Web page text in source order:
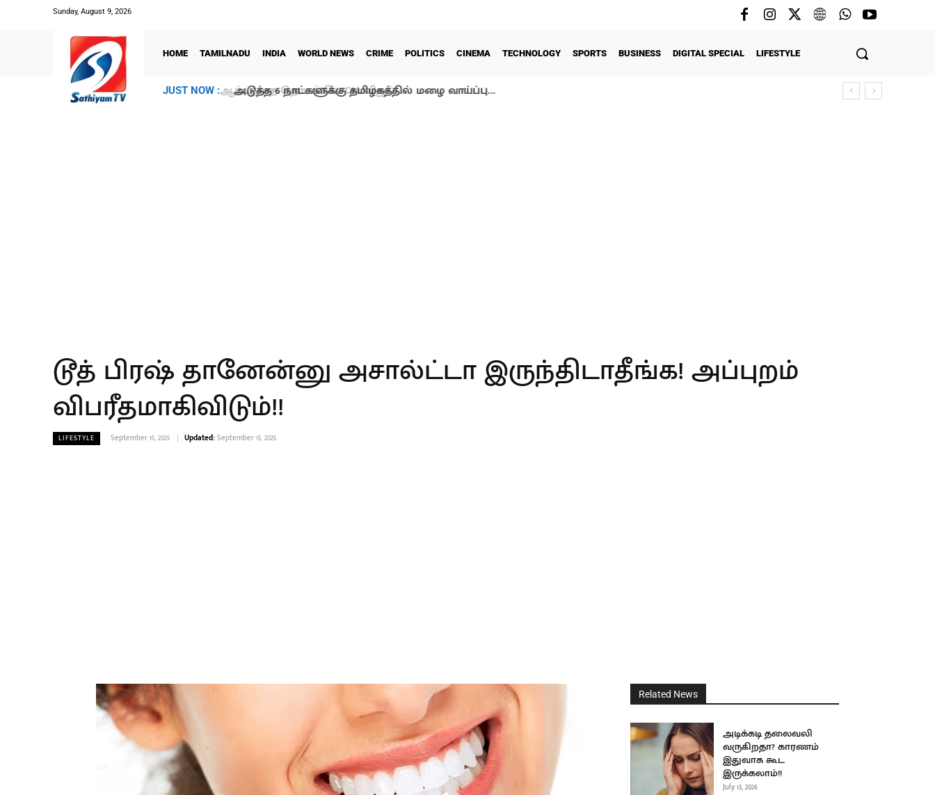
Sunday, August 9, 2026
HOME TAMILNADU INDIA WORLD NEWS CRIME POLITICS CINEMA TECHNOLOGY SPORTS BUSINESS DIGITAL SPECIAL LIFESTYLE
JUST NOW : அடுத்த 6 நாட்களுக்கு தமிழகத்தில் மழை வாய்ப்பு…
டூத் பிரஷ் தானேன்னு அசால்ட்டா இருந்திடாதீங்க! அப்புறம்
விபரீதமாகிவிடும்!!
LIFESTYLE September 15, 2025 Updated: September 15, 2025
Related News
அடிக்கடி தலைவலி
வருகிறதா? காரணம்
இதுவாக கூட
இருக்கலாம்!!
July 13, 2026